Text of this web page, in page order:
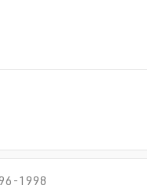
1998